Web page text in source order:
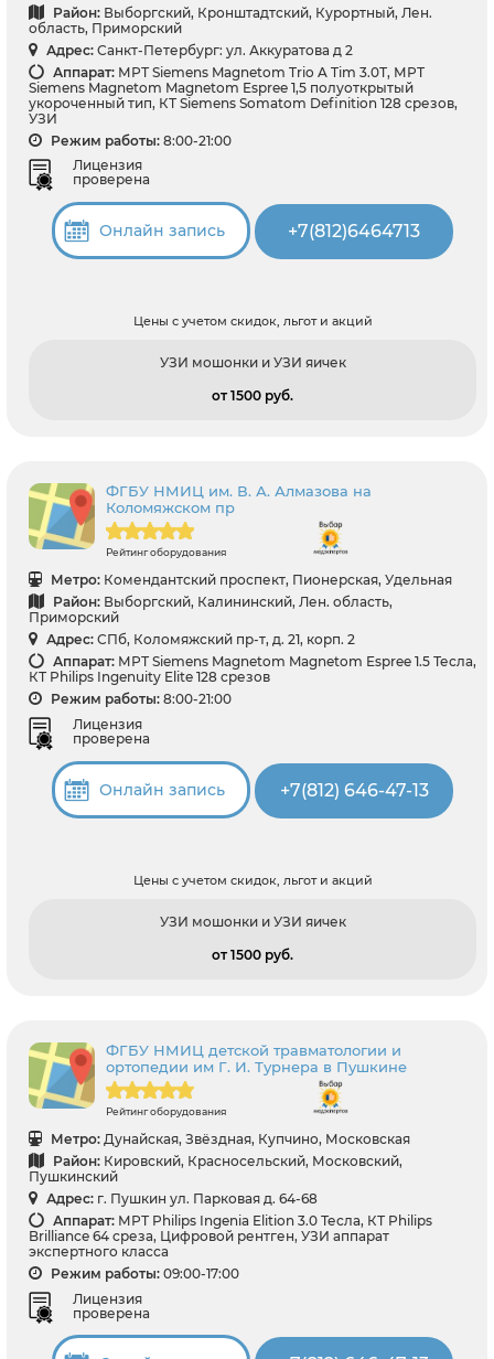
Район: Выборгский, Кронштадтский, Курортный, Лен.
область, Приморский
Адрес: Санкт-Петербург: ул. Аккуратова д 2
Аппарат: МРТ Siemens Magnetom Trio A Tim 3.0Т, МРТ
Siemens Magnetom Magnetom Espree 1,5 полуоткрытый
укороченный тип, КТ Siemens Somatom Definition 128 срезов,
УЗИ
Режим работы: 8:00-21:00
Лицензия
проверена
Онлайн запись +7(812)6464713
Цены с учетом скидок, льгот и акций
УЗИ мошонки и УЗИ яичек
от 1500 pуб.
ФГБУ НМИЦ им. В. А. Алмазова на
Коломяжском пр
Рейтинг оборудования
Метро: Комендантский проспект, Пионерская, Удельная
Район: Выборгский, Калининский, Лен. область,
Приморский
Адрес: СПб, Коломяжский пр-т, д. 21, корп. 2
Аппарат: МРТ Siemens Magnetom Magnetom Espree 1.5 Тесла,
КТ Philips Ingenuity Elite 128 срезов
Режим работы: 8:00-21:00
Лицензия
проверена
Онлайн запись +7(812) 646-47-13
Цены с учетом скидок, льгот и акций
УЗИ мошонки и УЗИ яичек
от 1500 pуб.
ФГБУ НМИЦ детской травматологии и
ортопедии им Г. И. Турнера в Пушкине
Рейтинг оборудования
Метро: Дунайская, Звёздная, Купчино, Московская
Район: Кировский, Красносельский, Московский,
Пушкинский
Адрес: г. Пушкин ул. Парковая д. 64-68
Аппарат: МРТ Philips Ingenia Elition 3.0 Тесла, КТ Philips
Brilliance 64 среза, Цифровой рентген, УЗИ аппарат
экспертного класса
Режим работы: 09:00-17:00
Лицензия
проверена